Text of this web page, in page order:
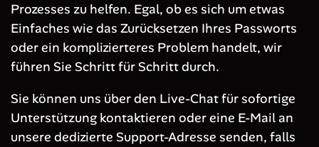
Prozesses zu helfen. Egal, ob es sich um etwas
Einfaches wie das Zurücksetzen Ihres Passworts
oder ein komplizierteres Problem handelt, wir
führen Sie Schritt für Schritt durch.
Sie können uns über den Live-Chat für sofortige
Unterstützung kontaktieren oder eine E-Mail an
unsere dedizierte Support-Adresse senden, falls